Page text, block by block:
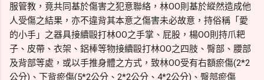
服管教，竟共同基於傷害之犯意聯絡，林OO則基於縱然造成他
人受傷之結果，亦不違背其本意之傷害未必故意，持俗稱「愛
的小手」之器具接續毆打林OO之手掌、屁股，楊OO則持爪耙
子、皮帶、衣架、鋁棒等物接續毆打林OO之四肢、臀部、腰部
及背部等處，或以手推身體之方式，致林OO受有右額瘀傷(2*2
公分)、下背瘀傷(5*2公分、2*2公分、4*2公分)、臀部瘀傷